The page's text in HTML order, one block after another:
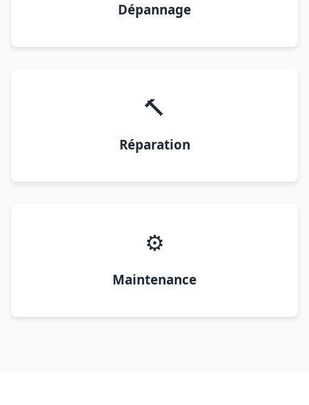
Dépannage
🔨
Réparation
⚙️
Maintenance